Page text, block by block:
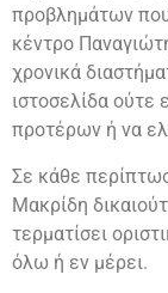
προβλημάτων που
κέντρο
χρονικά
ιστοσελίδα ούτε
προτέρων ή να
Σε κάθε
Μακρίδη
τερματίσει
όλω ή εν μέρει.